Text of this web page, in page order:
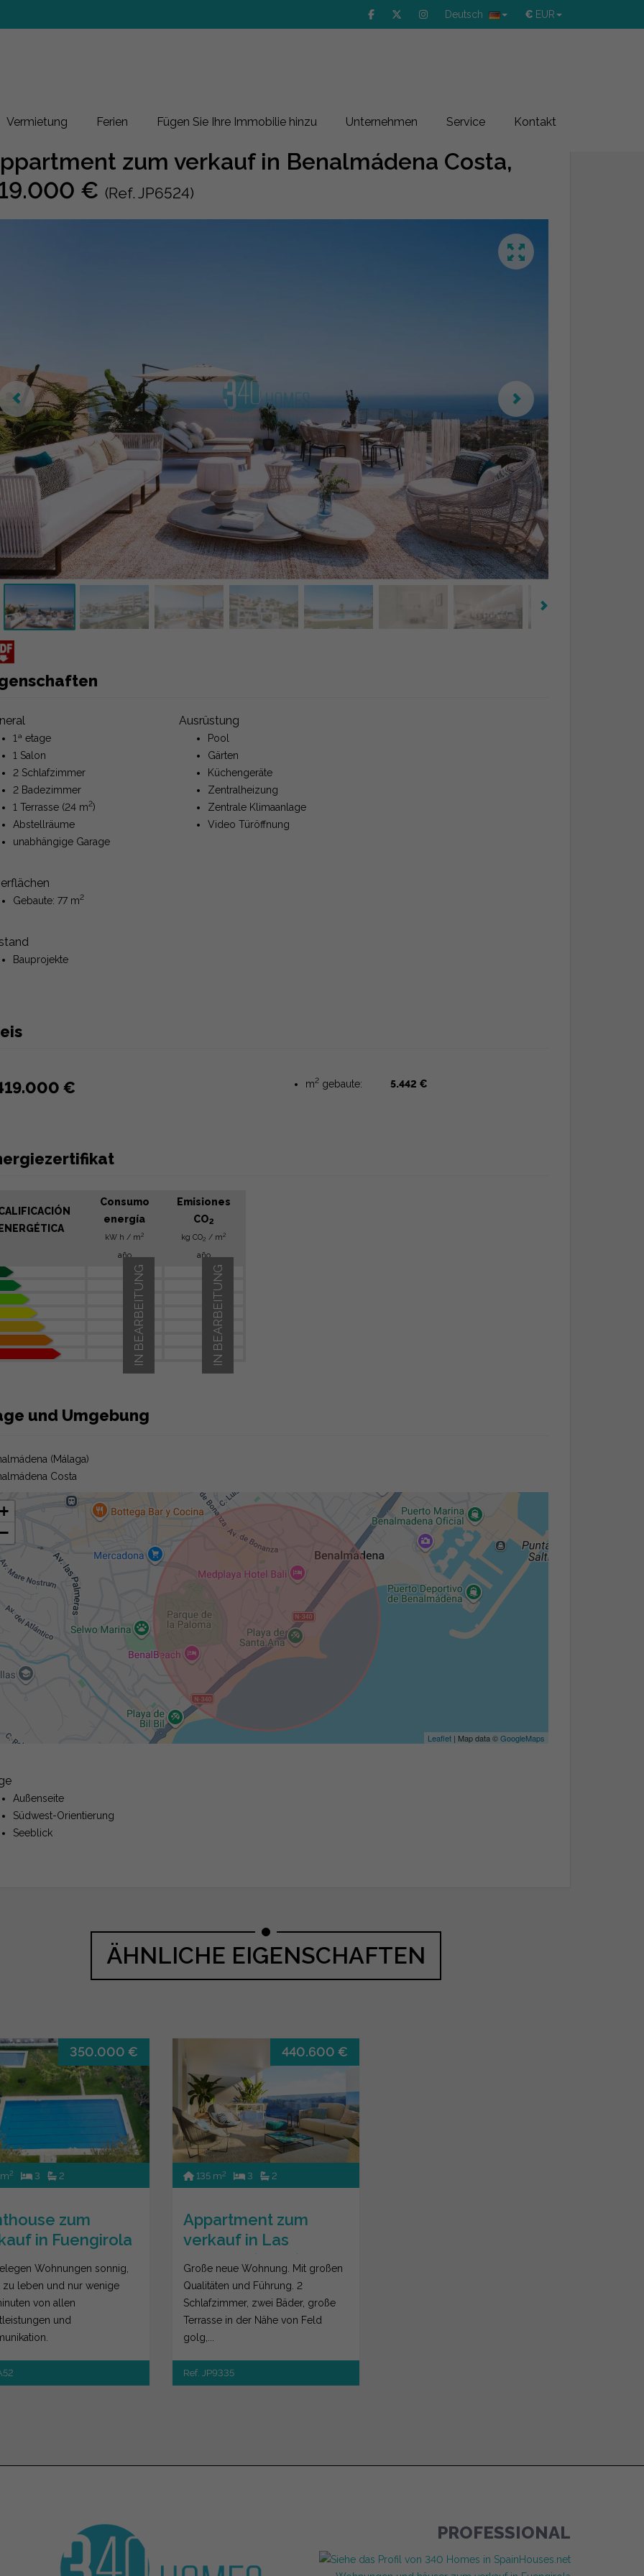
€ EUR
Deutsch
Vermietung Ferien Fügen Sie Ihre Immobilie hinzu Unternehmen Service Kontakt
zum verkauf in Benalmádena Costa,
€ (Ref. JP6524)
1ª etage
1 Salon
2 Schlafzimmer
2 Badezimmer
1 Terrasse (24 m2)
Abstellräume
unabhängige Garage
Gebaute: 77 m2
Bauprojekte
Ausrüstung
Pool
Gärten
Küchengeräte
Zentralheizung
Zentrale Klimaanlage
Video Türöffnung
€ m2 gebaute: 5.442 €
Consumo
energía
kW h / m2
año
Emisiones
CO2
kg CO2 / m2
año
IN BEARBEITUNG
IN BEARBEITUNG
und Umgebung
(Málaga)
Costa
Leaflet | Map data ©GoogleMaps
Außenseite
Südwest-Orientierung
Seeblick
ÄHNLICHE EIGENSCHAFTEN
350.000 €
m2 3 2
zum
in Fuengirola
Wohnungen sonnig,
zu leben und nur wenige
von allen
und
440.600 €
135 m2 3 2
Appartment zum
verkauf in Las
Lagunas (Mijas)
Große neue Wohnung. Mit großen
Qualitäten und Führung. 2
Schlafzimmer, zwei Bäder, große
Terrasse in der Nähe von Feld
golg,...
Ref. JP9335
PROFESSIONAL